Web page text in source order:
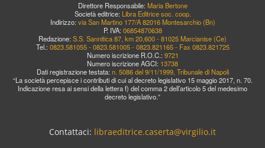
Direttore Responsabile: Maria Bertone
Società editrice: Libra Editrice soc. coop.
Indirizzo: via San Martino 177/A 82016 Montesarchio (Bn)
P. IVA: 06854870638
Redazione: S.S. Sannitica 87, km 20,600 - 81025 Marcianise (Ce)
Tel.: 0823.581055 - 0823.581005 - 0823.821165 - Fax 0823.821725
Numero iscrizione R.O.C.: 9721
Numero iscrizione AGCI: 13738
Dati registrazione testata: n. 5086 del 9/11/1999, Tribunale di Napoli
“La società percepisce i contributi di cui al decreto legislativo 15 maggio 2017, n. 70.
Indicazione resa ai sensi della lettera f) del comma 2 dell’articolo 5 del medesimo
decreto legislativo.”
Contattaci: libraeditrice.caserta@virgilio.it